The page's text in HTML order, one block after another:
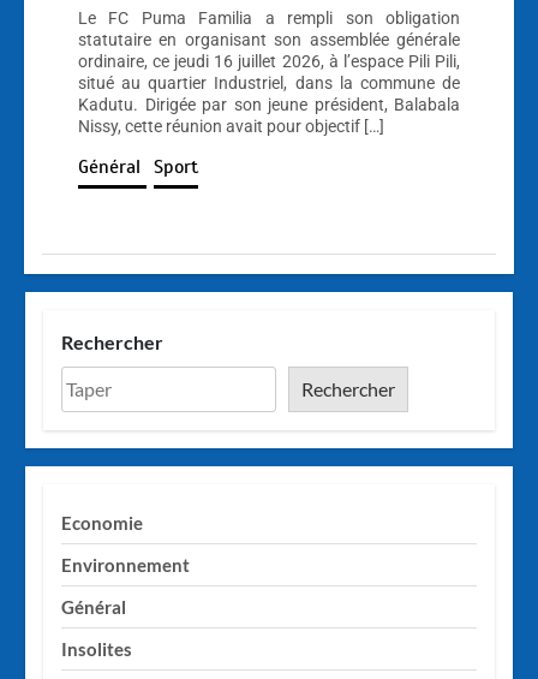
Le FC Puma Familia a rempli son obligation
statutaire en organisant son assemblée générale
ordinaire, ce jeudi 16 juillet 2026, à l’espace Pili Pili,
situé au quartier Industriel, dans la commune de
Kadutu. Dirigée par son jeune président, Balabala
Nissy, cette réunion avait pour objectif […]
Général Sport
Rechercher
Rechercher
Economie
Environnement
Général
Insolites